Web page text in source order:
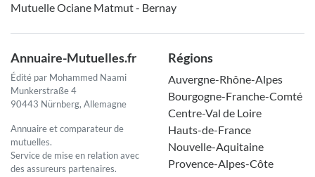
Mutuelle Ociane Matmut - Bernay
Annuaire-Mutuelles.fr
Édité par Mohammed Naami
Munkerstraße 4
90443 Nürnberg, Allemagne
Annuaire et comparateur de
mutuelles.
Service de mise en relation avec
des assureurs partenaires.
Régions
Auvergne-Rhône-Alpes
Bourgogne-Franche-Comté
Centre-Val de Loire
Hauts-de-France
Nouvelle-Aquitaine
Provence-Alpes-Côte